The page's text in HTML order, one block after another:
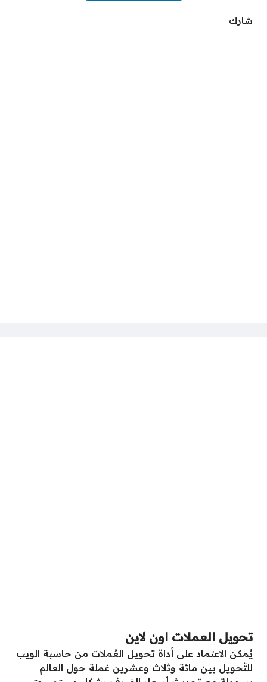
شارك
تحويل العملات اون لاين
يُمكن الاعتماد على أداة تحويل العُملات من حاسبة الويب
للتّحويل بين مائة وثلاث وعشرين عُملة حول العالم